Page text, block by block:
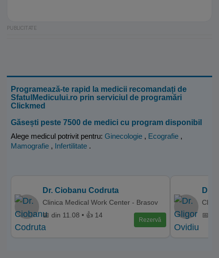
Programează-te rapid la medicii recomandați de
SfatulMedicului.ro prin serviciul de programări
Clickmed
Găsești peste 7500 de medici cu program disponibil
Alege medicul potrivit pentru: Ginecologie , Ecografie ,
Mamografie , Infertilitate .
Dr. Ciobanu Codruta
Clinica Medical Work Center - Brasov
📅 din 11.08 • 👍 14
Rezervă
Dr.
📅